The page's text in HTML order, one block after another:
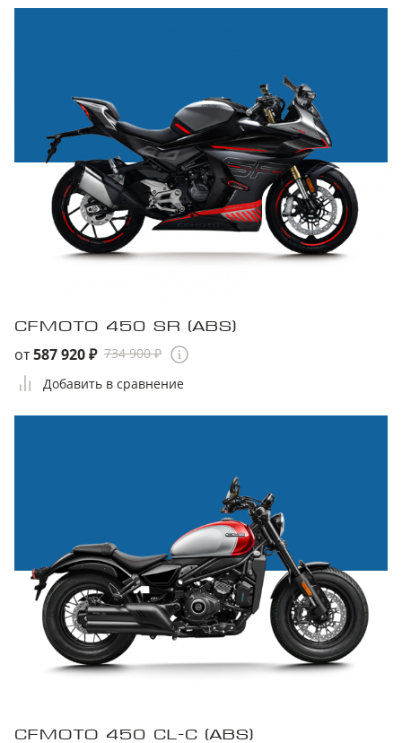
CFMOTO 450 SR (ABS)
от587 920 ₽ 734 900 ₽
Добавить в сравнение
CFMOTO 450 CL-C (ABS)